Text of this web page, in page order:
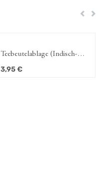
Zurück
Teebeutelablage (Indisch-
Blau-OL)
3,95€